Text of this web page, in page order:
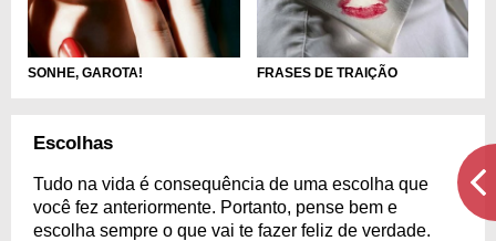
SONHE, GAROTA! FRASES DE TRAIÇÃO
Escolhas
Tudo na vida é consequência de uma escolha que
você fez anteriormente. Portanto, pense bem e
escolha sempre o que vai te fazer feliz de verdade.